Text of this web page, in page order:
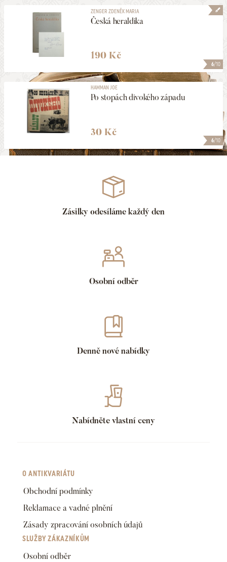
6/10
ZENGER ZDENĚK MARIA
Česká heraldika
190 Kč
6/10
HAMMAN JOE
Po stopách divokého západu
30 Kč
Zásilky odesíláme každý den
Osobní odběr
Denně nové nabídky
Nabídněte vlastní ceny
O ANTIKVARIÁTU
Obchodní podmínky
Reklamace a vadné plnění
Zásady zpracování osobních údajů
SLUŽBY ZÁKAZNÍKŮM
Osobní odběr